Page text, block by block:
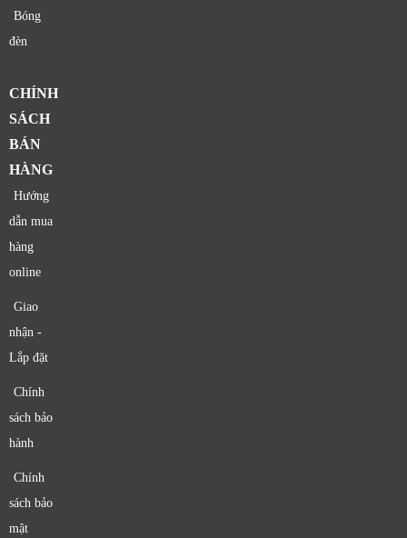
Bóng
đèn
CHÍNH
SÁCH
BÁN
HÀNG
Hướng
dẫn mua
hàng
online
Giao
nhận -
Lắp đặt
Chính
sách bảo
hành
Chính
sách bảo
mật